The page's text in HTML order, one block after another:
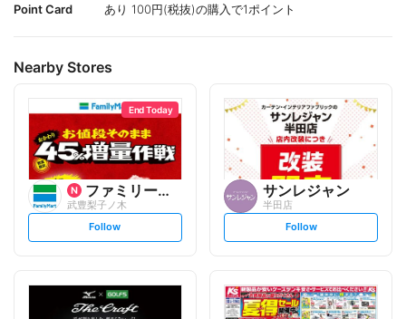
Point Card あり 100円(税抜)の購入で1ポイント
Nearby Stores
End Today
ファミリーマート
武豊梨子ノ木
s
t
l
o
w
Follow
サンレジャン
半田店
s
t
l
o
w
Follow